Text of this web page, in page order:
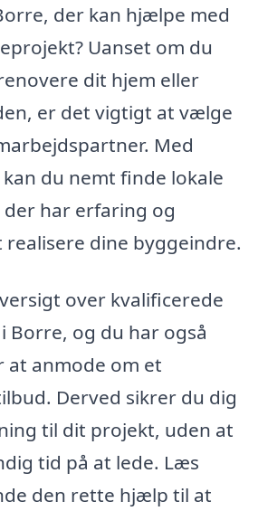
der kan hjælpe med
Uanset om du
dit hjem eller
er det vigtigt at vælge
Med
du nemt finde lokale
har erfaring og
realisere dine byggeindre.
over kvalificerede
og du har også
at anmode om et
Derved sikrer du dig
til dit projekt, uden at
tid på at lede. Læs
den rette hjælp til at